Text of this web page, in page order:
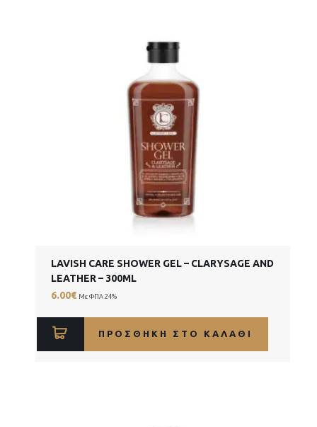
LAVISH CARE SHOWER GEL – CLARYSAGE AND
LEATHER – 300ML
6.00€ Με ΦΠΑ 24%
ΠΡΟΣΘΉΚΗ ΣΤΟ ΚΑΛΆΘΙ